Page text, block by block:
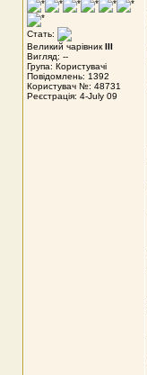
Стать:
Великий чарівник III
Вигляд: --
Група: Користувачі
Повідомлень: 1392
Користувач №: 48731
Реєстрація: 4-July 09